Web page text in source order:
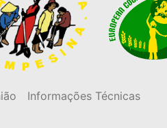
Informações Técnicas